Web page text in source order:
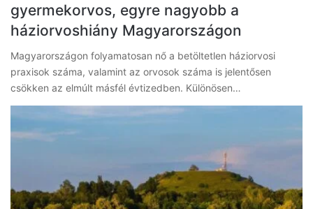
gyermekorvos, egyre nagyobb a
háziorvoshiány Magyarországon
Magyarországon folyamatosan nő a betöltetlen háziorvosi
praxisok száma, valamint az orvosok száma is jelentősen
csökken az elmúlt másfél évtizedben. Különösen…